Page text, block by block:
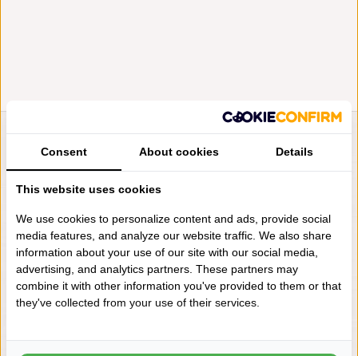
LIENSLINNENWINKEL.NL
VRAGEN? BEL DAN
+31 (0) 575 511817
NIEUWSBRIEF
Wilt u op de hoogte blijven?
Word lid van onze mailinglijst:
Consent About cookies Details
This website uses cookies
We use cookies to personalize content and ads, provide social
media features, and analyze our website traffic. We also share
information about your use of our site with our social media,
advertising, and analytics partners. These partners may
combine it with other information you've provided to them or that
they've collected from your use of their services.